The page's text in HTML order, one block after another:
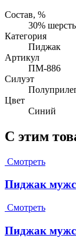
Состав, %
30%
Категория
Пиджак
Артикул
ПМ-886
Силуэт
Цвет
Синий
С этим
Смотреть
Пиджак
Смотреть
Пиджак